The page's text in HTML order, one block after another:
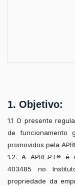
1. Objetivo:
1.1 O presente
de funcionamento
promovidos pela
1.2. A APRE.PT®
403485 no
propriedade da